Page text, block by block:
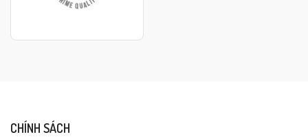
CHÍNH SÁCH